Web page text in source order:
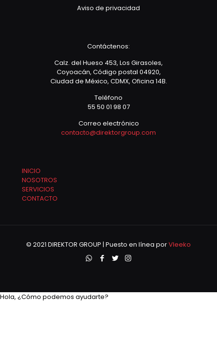
Aviso de privacidad
Contáctenos:
Calz. del Hueso 453, Los Girasoles,
Coyoacán, Código postal 04920,
Ciudad de México, CDMX, Oficina 14B.
Teléfono
55 50 01 98 07
Correo electrónico
contacto@direktorgroup.com
INICIO
NOSOTROS
SERVICIOS
CONTACTO
© 2021 DIREKTOR GROUP | Puesto en línea porVleeko
Hola, ¿Cómo podemos ayudarte?